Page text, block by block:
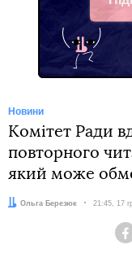
Новини
Комітет Ради
повторного
який може
Автор:
Ольга Березюк Дата:
21:45, 17